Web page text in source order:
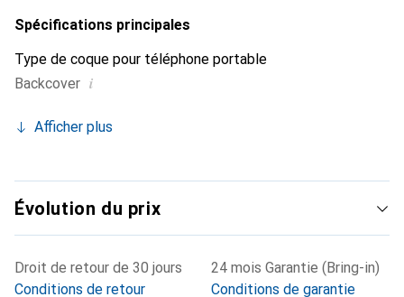
Spécifications principales
Type de coque pour téléphone portable
Backcover i
Afficher plus
Évolution du prix
Droit de retour de 30 jours
Conditions de retour
24 mois Garantie (Bring-in)
Conditions de garantie